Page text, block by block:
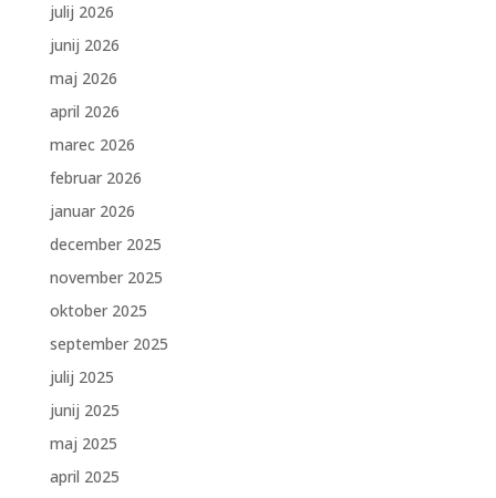
julij 2026
junij 2026
maj 2026
april 2026
marec 2026
februar 2026
januar 2026
december 2025
november 2025
oktober 2025
september 2025
julij 2025
junij 2025
maj 2025
april 2025